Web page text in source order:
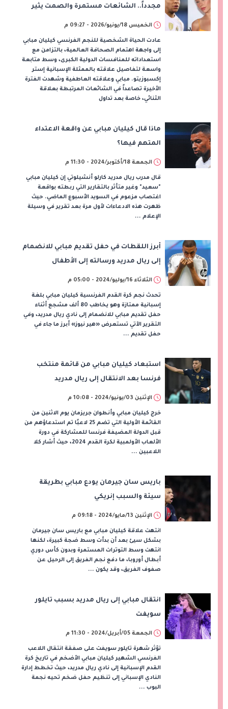
مجدداً.. الشائعات مستمرة والصمت يثير
التساؤلات
الخميس 18/يونيو/2026 - 09:27 م
عادت الحياة الشخصية للنجم الفرنسي كيليان مبابي
إلى واجهة اهتمام الصحافة العالمية، بالتزامن مع
استعداداته للمنافسات الدولية الكبرى، وسط متابعة
واسعة لتفاصيل علاقته بالممثلة الإسبانية إستر
إكسبوزيتو. مبابي وعلاقته العاطفية وشهدت الفترة
الأخيرة تصاعداً في الشائعات المرتبطة بعلاقة
الثنائي، خاصة بعد تداول
ماذا قال كيليان مبابي عن واقعة الاعتداء
المتهم فيها؟
الجمعة 18/أكتوبر/2024 - 11:30 م
قال مدرب ريال مدريد كارلو أنشيلوتي إن كيليان مبابي
"سعيد" وغير متأثر بالتقارير التي ربطته بواقعة
اغتصاب مزعوم في السويد الأسبوع الماضي. حيث
ظهرت هذه الادعاءات لأول مرة بعد تقرير في وسيلة
الإعلام ...
أبرز اللقطات في حفل تقديم مبابي للانضمام
إلى ريال مدريد ورسالته إلى الأطفال
الثلاثاء 16/يوليو/2024 - 05:00 م
تحدث نجم كرة القدم الفرنسية كيليان مبابي بلغة
إسبانية ممتازة وهو يخاطب 80 ألف مشجع أثناء
حفل تقديم مبابي للانضمام إلى نادي ريال مدريد، وفي
التقرير الآتي تستعرض «هير نيوز» أبرز ما جاء في
حفل تقديم ...
استبعاد كيليان مبابي من قائمة منتخب
فرنسا بعد الانتقال إلى ريال مدريد
الإثنين 03/يونيو/2024 - 10:08 م
خرج كيليان مبابي وأنطوان جريزمان يوم الاثنين من
القائمة الأولية التي تضم 25 لاعبًا تم استدعاؤهم من
قبل الدولة المضيفة فرنسا للمشاركة في دورة
الألعاب الأولمبية لكرة القدم 2024، حيث أشار كلا
اللاعبين ...
باريس سان جيرمان يودع مبابي بطريقة
سيئة والسبب إنريكي
الإثنين 13/مايو/2024 - 09:18 م
انتهت علاقة كيليان مبابي مع باريس سان جيرمان
بشكل سيئ بعد أن بدأت وسط ضجة كبيرة، لكنها
انتهت وسط التوترات المستمرة وبدون كأس دوري
أبطال أوروبا، ما دفع نجم الفريق إلى الرحيل عن
صفوف الفريق، وقد يكون ...
انتقال مبابي إلى ريال مدريد بسبب تايلور
سويفت
الجمعة 05/أبريل/2024 - 11:30 م
تؤثر شهرة تايلور سويفت على صفقة انتقال اللاعب
الفرنسي الشهير كيليان مبابي الأضخم في تاريخ كرة
القدم الإسبانية إلى نادي ريال مدريد، حيث تخطط إدارة
النادي الإسباني إلى تنظيم حفل ضخم تحيه نجمة
البوب ...